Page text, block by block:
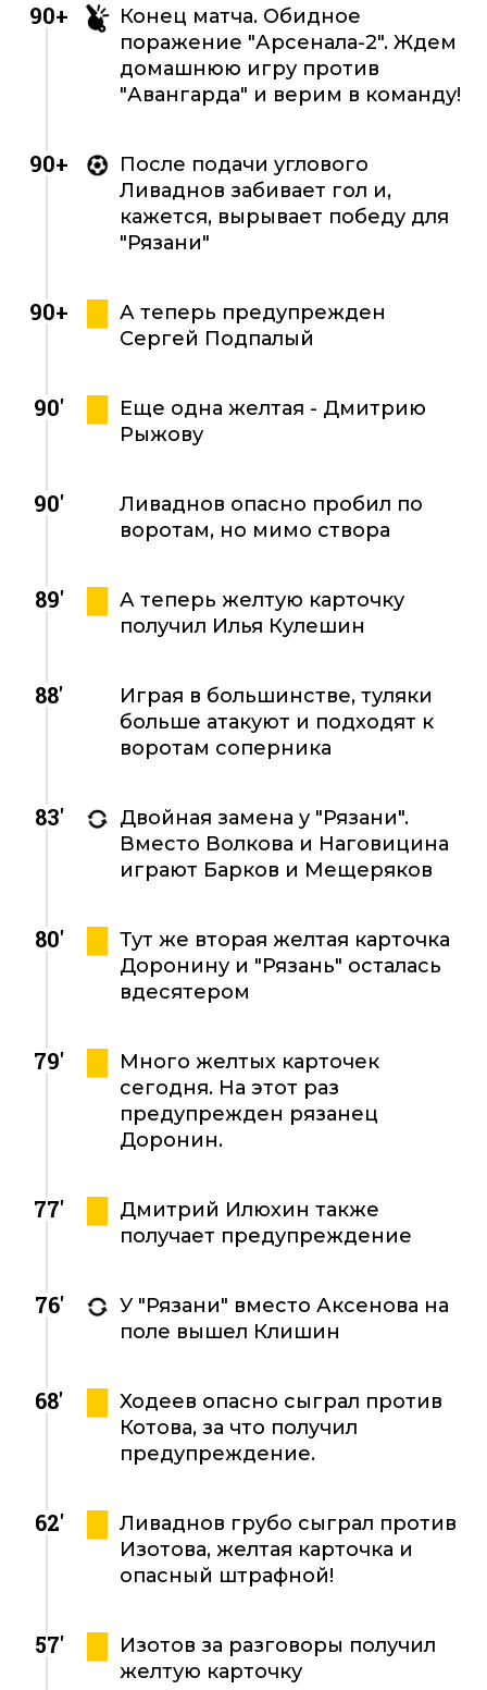
90+
Конец матча. Обидное
поражение "Арсенала-2". Ждем
домашнюю игру против
"Авангарда" и верим в команду!
90+
После подачи углового
Ливаднов забивает гол и,
кажется, вырывает победу для
"Рязани"
90+
А теперь предупрежден
Сергей Подпалый
90'
Еще одна желтая - Дмитрию
Рыжову
90'
Ливаднов опасно пробил по
воротам, но мимо створа
89'
А теперь желтую карточку
получил Илья Кулешин
88'
Играя в большинстве, туляки
больше атакуют и подходят к
воротам соперника
83'
Двойная замена у "Рязани".
Вместо Волкова и Наговицина
играют Барков и Мещеряков
80'
Тут же вторая желтая карточка
Доронину и "Рязань" осталась
вдесятером
79'
Много желтых карточек
сегодня. На этот раз
предупрежден рязанец
Доронин.
77'
Дмитрий Илюхин также
получает предупреждение
76'
У "Рязани" вместо Аксенова на
поле вышел Клишин
68'
Ходеев опасно сыграл против
Котова, за что получил
предупреждение.
62'
Ливаднов грубо сыграл против
Изотова, желтая карточка и
опасный штрафной!
57'
Изотов за разговоры получил
желтую карточку